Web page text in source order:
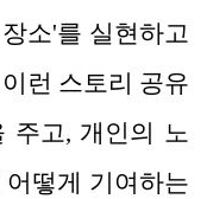
소'를 실현하고
런 스토리 공유
주고, 개인의 노
떻게 기여하는